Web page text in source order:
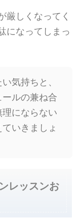
厳しくなってく
になってしまっ
気持ちと、
ルの兼ね合
にならない
いきましょ
レッスンお